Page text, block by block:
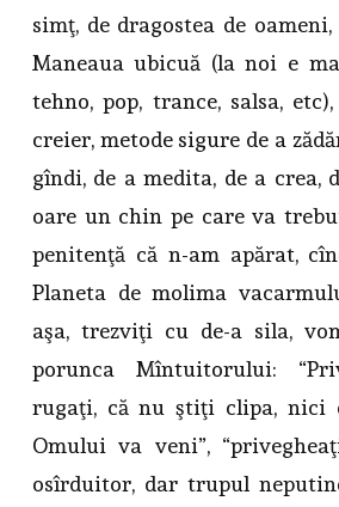
simţ, de dragostea de
Maneaua ubicuă (la noi e
tehno, pop, trance, salsa,
creier, metode sigure de a
gîndi, de a medita, de a crea,
oare un chin pe care va
penitenţă că n-am apărat,
Planeta de molima
aşa, trezviţi cu de-a sila,
porunca Mîntuitorului:
rugaţi, că nu ştiţi clipa, nici
Omului va veni”,
osîrduitor, dar trupul